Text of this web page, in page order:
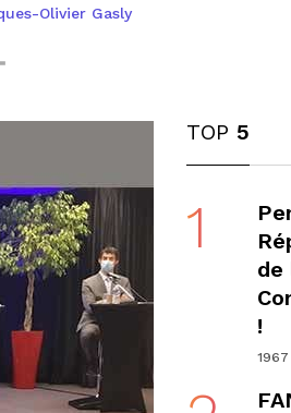
Olivier Gasly
TOP 5
1
de
!
1967